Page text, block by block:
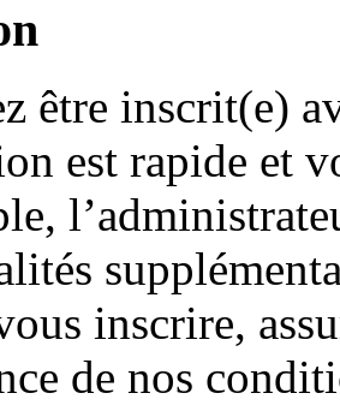
être inscrit(e)
est rapide et
inscrire,
de nos